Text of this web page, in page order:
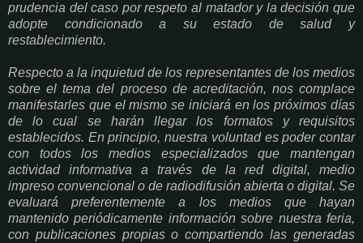
prudencia del caso por respeto al matador y la decisión que
adopte condicionado a su estado de salud y
restablecimiento.
Respecto a la inquietud de los representantes de los medios
sobre el tema del proceso de acreditación, nos complace
manifestarles que el mismo se iniciará en los próximos días
de lo cual se harán llegar los formatos y requisitos
establecidos. En principio, nuestra voluntad es poder contar
con todos los medios especializados que mantengan
actividad informativa a través de la red digital, medio
impreso convencional o de radiodifusión abierta o digital. Se
evaluará preferentemente a los medios que hayan
mantenido periódicamente información sobre nuestra feria,
con publicaciones propias o compartiendo las generadas